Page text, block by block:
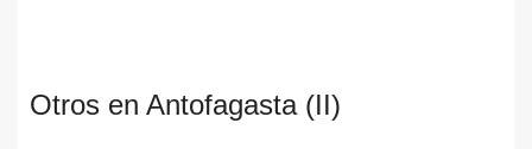
Otros en Antofagasta (II)